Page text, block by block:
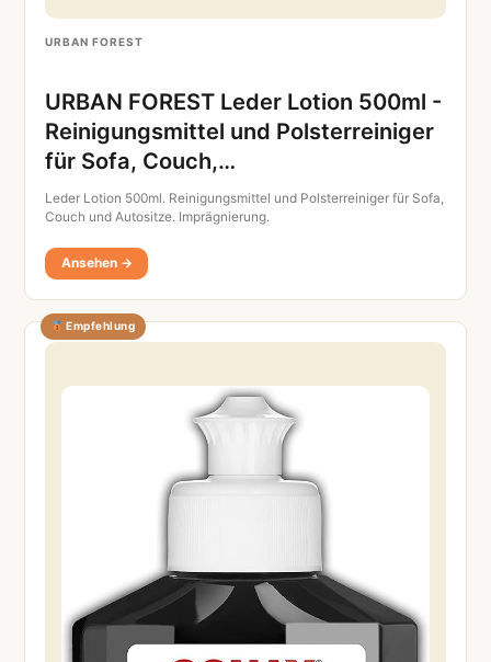
URBAN FOREST
URBAN FOREST Leder Lotion 500ml -
Reinigungsmittel und Polsterreiniger
für Sofa, Couch,…
Leder Lotion 500ml. Reinigungsmittel und Polsterreiniger für Sofa,
Couch und Autositze. Imprägnierung.
Ansehen →
Empfehlung